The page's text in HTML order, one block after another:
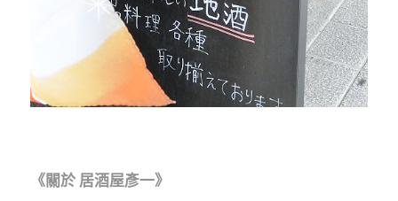
《關於 居酒屋彥一》